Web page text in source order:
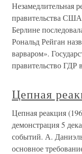
Незамедлительная
правительства
Берлине
Рональд Рейган
варваром».
правительство ГДР
Цепная
Цепная реакция
демонстрация 5
событий. А.
основное